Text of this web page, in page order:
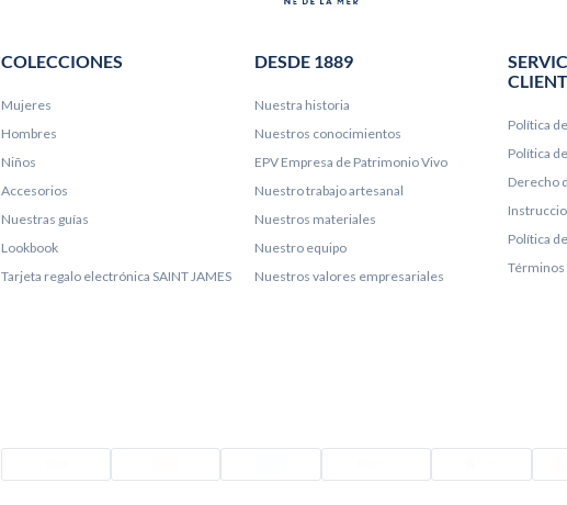
COLECCIONES
Mujeres
Hombres
Niños
Accesorios
Nuestras guías
Lookbook
Tarjeta regalo electrónica SAINT JAMES
DESDE 1889
Nuestra historia
Nuestros conocimientos
EPV Empresa de Patrimonio Vivo
Nuestro trabajo artesanal
Nuestros materiales
Nuestro equipo
Nuestros valores empresariales
Política
Política
Derecho
Política
Términos
Visado Mastercard Amex PayPal